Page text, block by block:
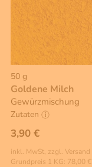
50 g
Goldene Milch
Gewürzmischung
Zutaten
3,90 €
inkl. MwSt, zzgl. Versand
Grundpreis 1 KG: 78,00 €